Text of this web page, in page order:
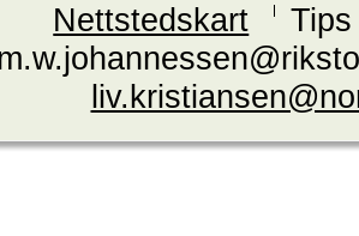
Nettstedskart